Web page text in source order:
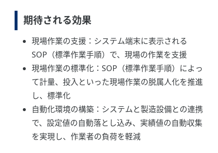
期待される効果
現場作業の支援：システム端末に表示される
SOP（標準作業手順）で、現場の作業を支援
現場作業の標準化：SOP（標準作業手順）によっ
て計量、投入といった現場作業の脱属人化を推進
し、標準化
自動化環境の構築：システムと製造設備との連携
で、設定値の自動落とし込み、実績値の自動収集
を実現し、作業者の負荷を軽減